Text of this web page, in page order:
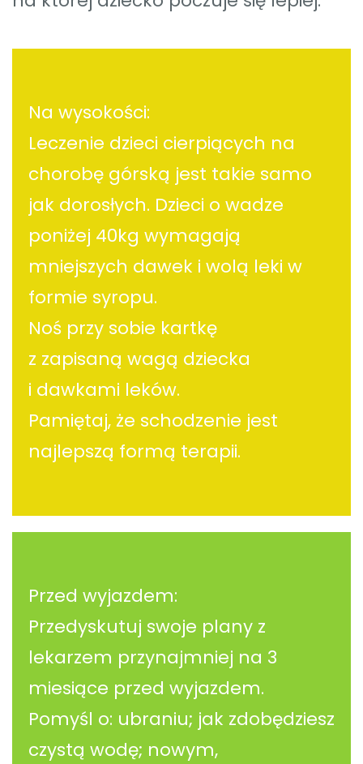
Na wysokości:
Leczenie dzieci cierpiących na
chorobę górską jest takie samo
jak dorosłych. Dzieci o wadze
poniżej 40kg wymagają
mniejszych dawek i wolą leki w
formie syropu.
Noś przy sobie kartkę
z zapisaną wagą dziecka
i dawkami leków.
Pamiętaj, że schodzenie jest
najlepszą formą terapii.
Przed wyjazdem:
Przedyskutuj swoje plany z
lekarzem przynajmniej na 3
miesiące przed wyjazdem.
Pomyśl o: ubraniu; jak zdobędziesz
czystą wodę; nowym,